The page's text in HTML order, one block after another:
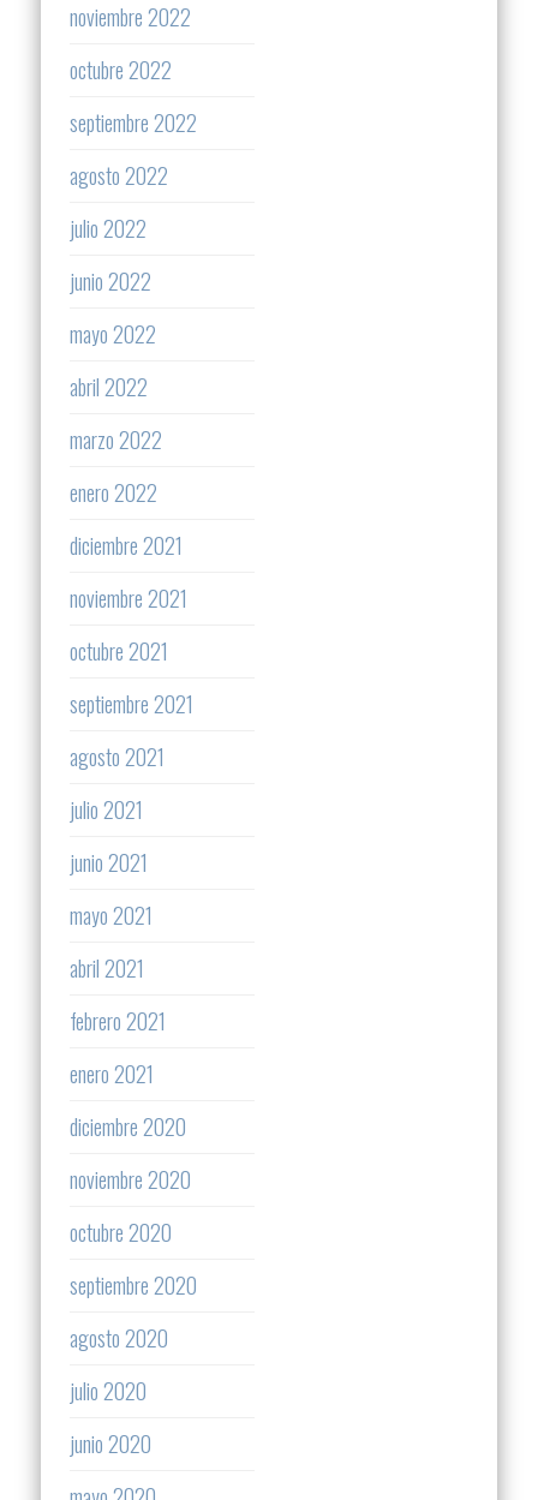
noviembre 2022
octubre 2022
septiembre 2022
agosto 2022
julio 2022
junio 2022
mayo 2022
abril 2022
marzo 2022
enero 2022
diciembre 2021
noviembre 2021
octubre 2021
septiembre 2021
agosto 2021
julio 2021
junio 2021
mayo 2021
abril 2021
febrero 2021
enero 2021
diciembre 2020
noviembre 2020
octubre 2020
septiembre 2020
agosto 2020
julio 2020
junio 2020